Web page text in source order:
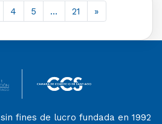
4 5 … 21 »
fines de lucro fundada en 1992